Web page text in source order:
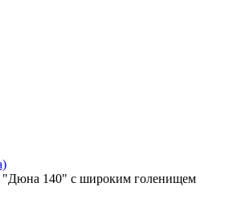
140" с широким голенищем